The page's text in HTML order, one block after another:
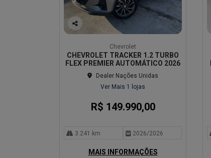
Co
arti
lhe
Chevrolet
CHEVROLET TRACKER 1.2 TURBO
FLEX PREMIER AUTOMÁTICO 2026
Dealer Nações Unidas
Ver Mais 1 lojas
R$ 149.990,00
3.241 km 2026/2026
MAIS INFORMAÇÕES